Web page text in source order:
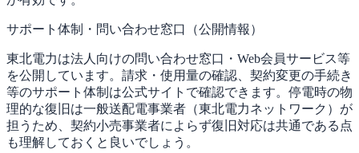
サポート体制・問い合わせ窓口（公開情報）
東北電力は法人向けの問い合わせ窓口・Web会員サービス等
を公開しています。請求・使用量の確認、契約変更の手続き
等のサポート体制は公式サイトで確認できます。停電時の物
理的な復旧は一般送配電事業者（東北電力ネットワーク）が
担うため、契約小売事業者によらず復旧対応は共通である点
も理解しておくと良いでしょう。